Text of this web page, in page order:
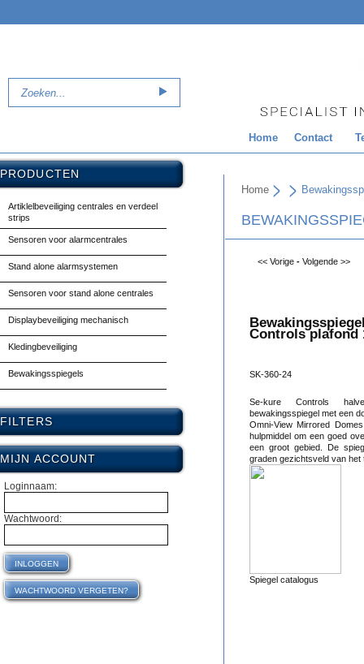
Home Contact
PRODUCTEN
Artiklelbeveiliging centrales en verdeel
strips
Sensoren voor alarmcentrales
Stand alone alarmsystemen
Sensoren voor stand alone centrales
Displaybeveiliging mechanisch
Kledingbeveiliging
Bewakingsspiegels
FILTERS
MIJN ACCOUNT
Loginnaam:
Wachtwoord:
Home
<< Vorige- Volgende >>
Controls plafond
SK-360-24
Se-kure Controls
bewakingsspiegel met een
Omni-View Mirrored
hulpmiddel om een goed
een groot gebied. De
graden gezichtsveld van het
Spiegel catalogus